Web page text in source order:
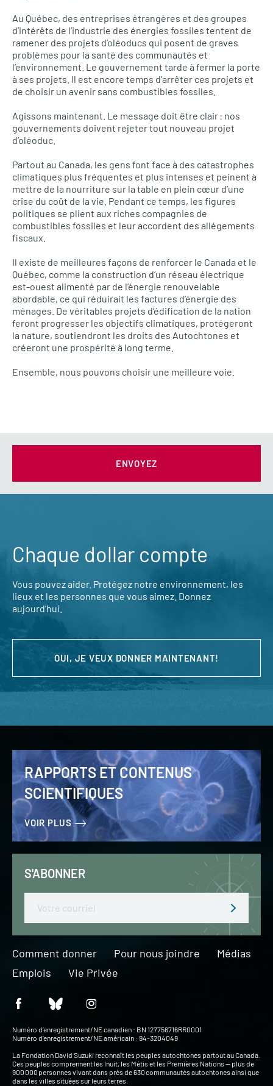
Au Québec, des entreprises étrangères et des groupes
d’intérêts de l’industrie des énergies fossiles tentent de
ramener des projets d’oléoducs qui posent de graves
problèmes pour la santé des communautés et
l’environnement. Le gouvernement tarde à fermer la porte
à ses projets. Il est encore temps d’arrêter ces projets et
de choisir un avenir sans combustibles fossiles.
Agissons maintenant. Le message doit être clair : nos
gouvernements doivent rejeter tout nouveau projet
d’oléoduc.
Partout au Canada, les gens font face à des catastrophes
climatiques plus fréquentes et plus intenses et peinent à
mettre de la nourriture sur la table en plein cœur d’une
crise du coût de la vie. Pendant ce temps, les figures
politiques se plient aux riches compagnies de
combustibles fossiles et leur accordent des allégements
fiscaux.
Il existe de meilleures façons de renforcer le Canada et le
Québec, comme la construction d’un réseau électrique
est-ouest alimenté par de l’énergie renouvelable
abordable, ce qui réduirait les factures d’énergie des
ménages. De véritables projets d’édification de la nation
feront progresser les objectifs climatiques, protégeront
la nature, soutiendront les droits des Autochtones et
créeront une prospérité à long terme.
Ensemble, nous pouvons choisir une meilleure voie.
ENVOYEZ
Chaque dollar compte
Vous pouvez aider. Protégez notre environnement, les
lieux et les personnes que vous aimez. Donnez
aujourd’hui.
OUI, JE VEUX DONNER MAINTENANT!
RAPPORTS ET CONTENUS
SCIENTIFIQUES
VOIR PLUS
S'ABONNER
Comment donner Pour nous joindre
Médias
Emplois
Vie Privée
Numéro d’enregistrement/NE canadien : BN 127756716RR0001
Numéro d’enregistrement/NE américain : 94-3204049
La Fondation David Suzuki reconnaît les peuples autochtones partout au Canada.
Ces peuples comprennent les Inuit, les Métis et les Premières Nations — plus de
900 000 personnes vivant dans près de 630 communautés autochtones ainsi que
dans les villes situées sur leurs terres.